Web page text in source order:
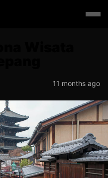
11 months ago